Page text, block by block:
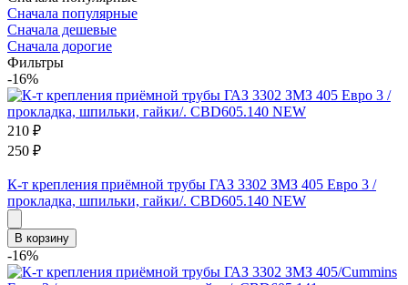
Сначала популярные
Сначала дешевые
Сначала дорогие
Фильтры
-16%
210 ₽
250 ₽
К-т крепления приёмной трубы ГАЗ 3302 ЗМЗ 405 Евро 3 /
прокладка, шпильки, гайки/. CBD605.140 NEW
В корзину
-16%